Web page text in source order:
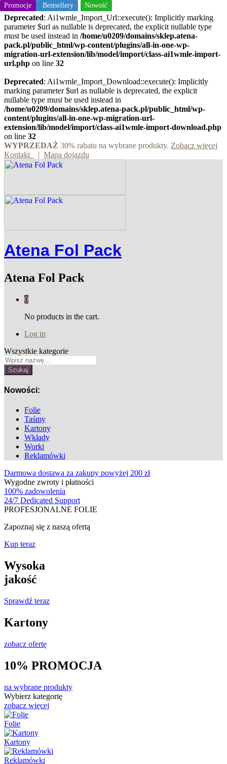
Deprecated: Ai1wmle_Import_Url::execute(): Implicitly marking
parameter $url as nullable is deprecated, the explicit nullable type
must be used instead in /home/u0209/domains/sklep.atena-
pack.pl/public_html/wp-content/plugins/all-in-one-wp-
migration-url-extension/lib/model/import/class-ai1wmle-import-
url.php on line 32
Deprecated: Ai1wmle_Import_Download::execute(): Implicitly
marking parameter $url as nullable is deprecated, the explicit
nullable type must be used instead in
/home/u0209/domains/sklep.atena-pack.pl/public_html/wp-
content/plugins/all-in-one-wp-migration-url-
extension/lib/model/import/class-ai1wmle-import-download.php
on line 32
WYPRZEDAŻ 30% rabatu na wybrane produkty. Zobacz więcej
Kontakt
| Mapa dojazdu
Atena Fol Pack
Atena Fol Pack
0
No products in the cart.
Log in
Wszystkie kategorie
Szukaj
Nowości:
Folie
Taśmy
Kartony
Wkłady
Worki
Reklamówki
Darmowa dostawa za zakupy powyżej 200 zł
Wygodne zwroty i płatności
100% zadowolenia
24/7 Dedicated Support
PROFESJONALNE FOLIE
Zapoznaj się z naszą ofertą
Kup teraz
Wysoka
jakość
Sprawdź teraz
Kartony
zobacz ofertę
10% PROMOCJA
na wybrane produkty
Wybierz kategorię
zobacz więcej
Folie
Kartony
Reklamówki
Promocje Bestsellery Nowość
Promocje Bestsellery Nowość
Promocje Bestsellery Nowość
Nowość
Nowość
Nowość
Nowość
Nowość
Nowość
Promocje Bestsellery Nowość
Promocje Bestsellery Nowość
Bestsellery Nowość
Promocje Bestsellery Nowość